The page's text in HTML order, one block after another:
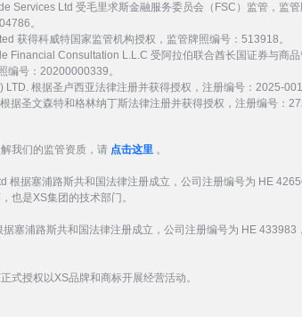
Services Ltd 受毛里求斯金融服务委员会（FSC）监管，监管
。
获得科威特国家监管机构授权，监管牌照编号：513918。
Financial Consultation L.L.C 受阿拉伯联合酋长国证券与商品
编号：20200000339。
LTD. 根据圣卢西亚法律注册并获得授权，注册编号：2025-
据圣文森特和格林纳丁斯法律注册并获得授权，注册编号：
我们的监管资质，请 点击这里 。
根据塞浦路斯共和国法律注册成立，公司注册编号为 HE
也是XS集团的技术部门。
据塞浦路斯共和国法律注册成立，公司注册编号为 HE 433983
式授权以XS品牌和商标开展经营活动。